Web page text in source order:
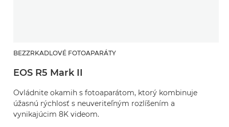
BEZZRKADLOVÉ FOTOAPARÁTY
EOS R5 Mark II
Ovládnite okamih s fotoaparátom, ktorý kombinuje
úžasnú rýchlosť s neuveriteľným rozlíšením a
vynikajúcim 8K videom.